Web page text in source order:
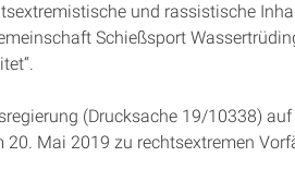
und rassistische
Schießsport
(Drucksache 19/10338) auf
20. Mai 2019 zu rechtsextremen